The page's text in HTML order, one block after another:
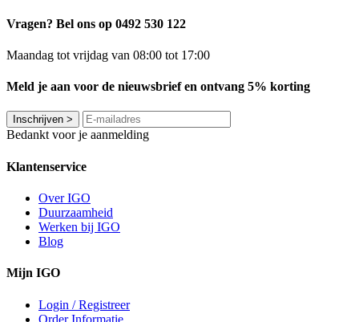
Vragen? Bel ons op 0492 530 122
Maandag tot vrijdag van 08:00 tot 17:00
Meld je aan voor de nieuwsbrief en ontvang 5% korting
Inschrijven >
Bedankt voor je aanmelding
Klantenservice
Over IGO
Duurzaamheid
Werken bij IGO
Blog
Mijn IGO
Login / Registreer
Order Informatie